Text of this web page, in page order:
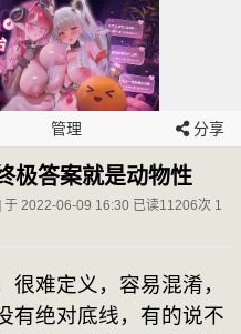
管理 分享
极答案就是动物性
2022-06-09 16:30 已读11206次 1
很难定义，容易混淆，
有绝对底线，有的说不